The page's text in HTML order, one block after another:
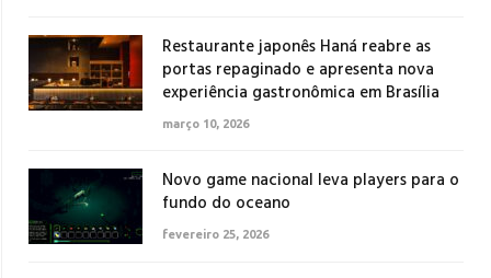
Restaurante japonês Haná reabre as
portas repaginado e apresenta nova
experiência gastronômica em Brasília
março 10, 2026
Novo game nacional leva players para o
fundo do oceano
fevereiro 25, 2026